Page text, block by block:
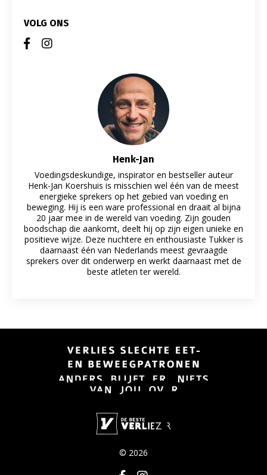
VOLG ONS
Henk-Jan
Voedingsdeskundige, inspirator en bestseller auteur
Henk-Jan Koershuis is misschien wel één van de meest
energieke sprekers op het gebied van voeding en
beweging. Hij is een ware professional en draait al bijna
20 jaar mee in de wereld van voeding. Zijn gouden
boodschap die aankomt, deelt hij op zijn eigen unieke en
positieve wijze. Deze nuchtere en enthousiaste Tukker is
daarnaast één van Nederlands meest gevraagde
sprekers over dit onderwerp en werkt daarnaast met de
beste atleten ter wereld.
© 2026